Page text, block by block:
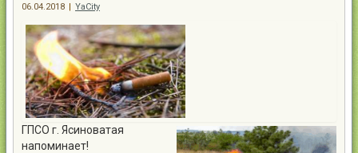
06.04.2018 | YaCity
ГПСО г. Ясиноватая
напоминает!